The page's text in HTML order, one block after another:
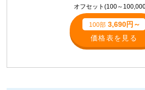
オフセット(100～
100部3,690円～
価格表を見る